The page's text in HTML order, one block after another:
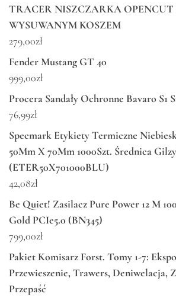
TRACER NISZCZARKA OPENCUT
WYSUWANYM KOSZEM
279,00zł
Fender Mustang GT 40
999,00zł
Procera Sandały Ochronne Bavaro S1
76,99zł
Specmark Etykiety Termiczne
50Mm X 70Mm 1000Szt. Średnica
(ETER50X701000BLU)
42,08zł
Be Quiet! Zasilacz Pure Power 12 M
Gold PCIe5.0 (BN345)
799,00zł
Pakiet Komisarz Forst. Tomy 1-7:
Przewieszenie, Trawers, Deniwelacja,
Przepaść